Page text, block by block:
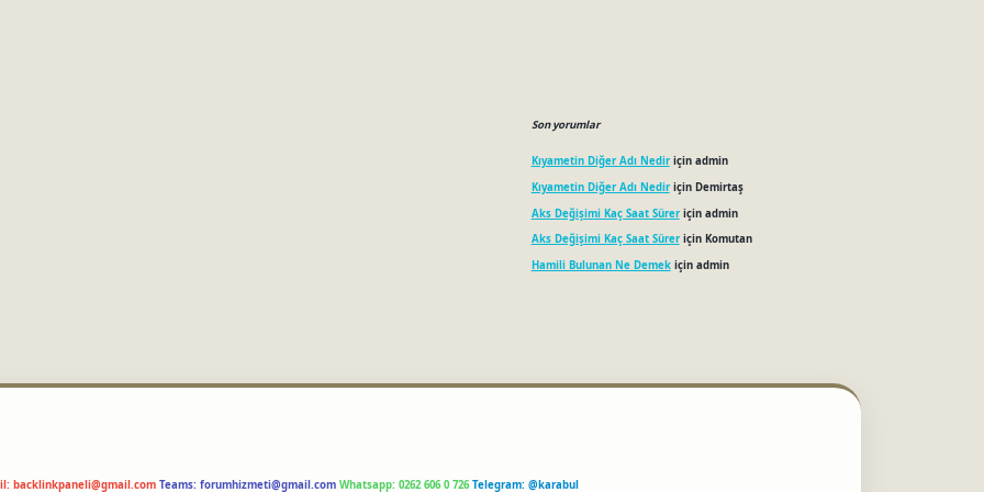
Son yorumlar
Kıyametin Diğer Adı Nediriçin admin
Kıyametin Diğer Adı Nediriçin Demirtaş
Aks Değişimi Kaç Saat Süreriçin admin
Aks Değişimi Kaç Saat Süreriçin Komutan
Hamili Bulunan Ne Demekiçin admin
backlinkpaneli@gmail.com Teams: forumhizmeti@gmail.com Whatsapp: 0262 606 0 726 Telegram: @karabul